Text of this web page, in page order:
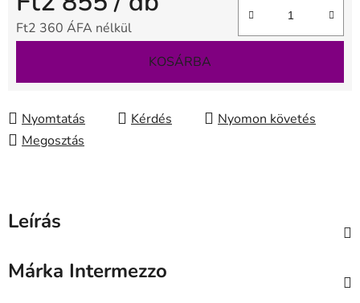
Ft2 360 ÁFA nélkül
KOSÁRBA
Nyomtatás Kérdés
Nyomon követés
Megosztás
Leírás
Márka Intermezzo